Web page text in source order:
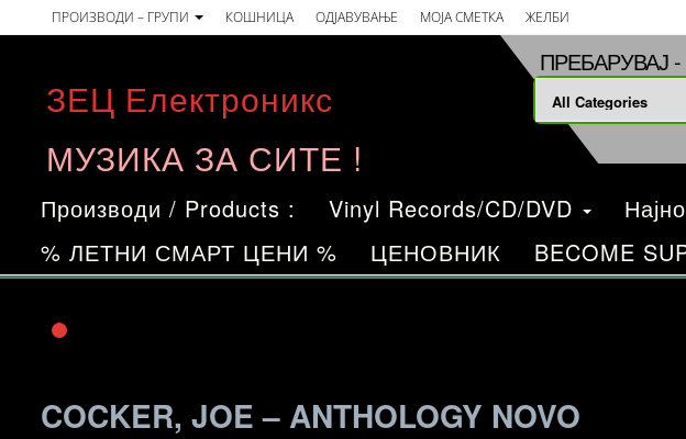
to
content
ПРОИЗВОДИ – ГРУПИ КОШНИЦА ОДЈАВУВАЊЕ МОЈА СМЕТКА ЖЕЛБИ
ЗЕЦ Електроникс
МУЗИКА ЗА СИТЕ !
ПРЕБАРУВАЈ
Производи / Products : Vinyl Records/CD/DVD
% ЛЕТНИ СМАРТ ЦЕНИ %
ЦЕНОВНИК BECOME
COCKER, JOE – ANTHOLOGY NOVO